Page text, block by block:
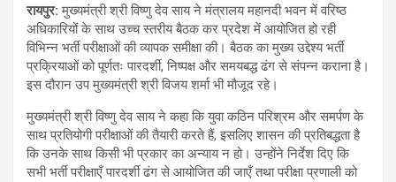
रायपुर:मुख्यमंत्री श्री विष्णु देव साय ने मंत्रालय महानदी भवन में वरिष्ठ
अधिकारियों के साथ उच्च स्तरीय बैठक कर प्रदेश में आयोजित हो रही
विभिन्न भर्ती परीक्षाओं की व्यापक समीक्षा की। बैठक का मुख्य उद्देश्य भर्ती
प्रक्रियाओं को पूर्णतः पारदर्शी, निष्पक्ष और समयबद्ध ढंग से संपन्न कराना है।
इस दौरान उप मुख्यमंत्री श्री विजय शर्मा भी मौजूद रहे।
मुख्यमंत्री श्री विष्णु देव साय ने कहा कि युवा कठिन परिश्रम और समर्पण के
साथ प्रतियोगी परीक्षाओं की तैयारी करते हैं, इसलिए शासन की प्रतिबद्धता है
कि उनके साथ किसी भी प्रकार का अन्याय न हो। उन्होंने निर्देश दिए कि
सभी भर्ती परीक्षाएँ पारदर्शी ढंग से आयोजित की जाएँ तथा परीक्षा प्रणाली को